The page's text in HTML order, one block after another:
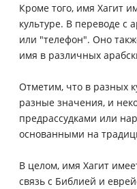
Кроме того, имя Хагит
культуре. В переводе с
или "телефон". Оно
имя в различных
Отметим, что в разных
разные значения, и
предрассудками или
основанными на
В целом, имя Хагит
связь с Библией и